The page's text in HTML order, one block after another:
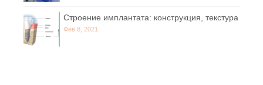
Строение имплантата: конструкция, текстура
Фев 8, 2021